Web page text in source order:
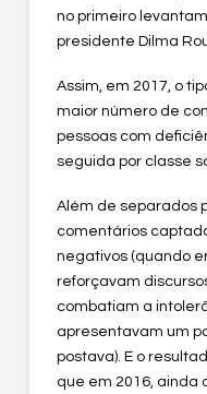
no primeiro
presidente Dilma
Assim, em 2017, o
maior número de
pessoas com
seguida por classe
Além de separados
comentários
negativos (quando
reforçavam
combatiam a
apresentavam um
postava). E o
que em 2016, ainda